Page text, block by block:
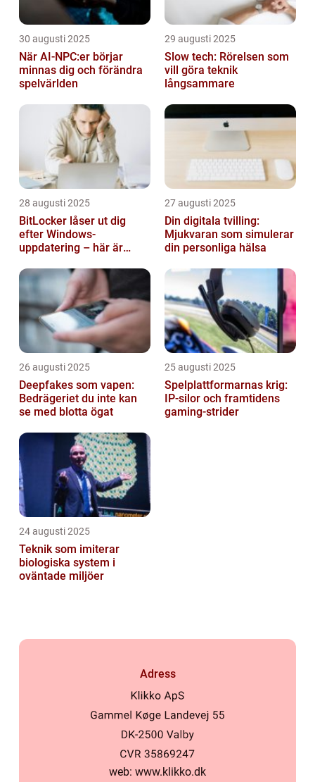
30 augusti 2025
När AI-NPC:er börjar
minnas dig och förändra
spelvärlden
29 augusti 2025
Slow tech: Rörelsen som
vill göra teknik
långsammare
28 augusti 2025
BitLocker låser ut dig
efter Windows-
uppdatering – här är
27 augusti 2025
Din digitala tvilling:
Mjukvaran som simulerar
din personliga hälsa
26 augusti 2025
Deepfakes som vapen:
Bedrägeriet du inte kan
se med blotta ögat
25 augusti 2025
Spelplattformarnas krig:
IP‑silor och framtidens
gaming‑strider
24 augusti 2025
Teknik som imiterar
biologiska system i
oväntade miljöer
Adress
web: www.klikko.dk